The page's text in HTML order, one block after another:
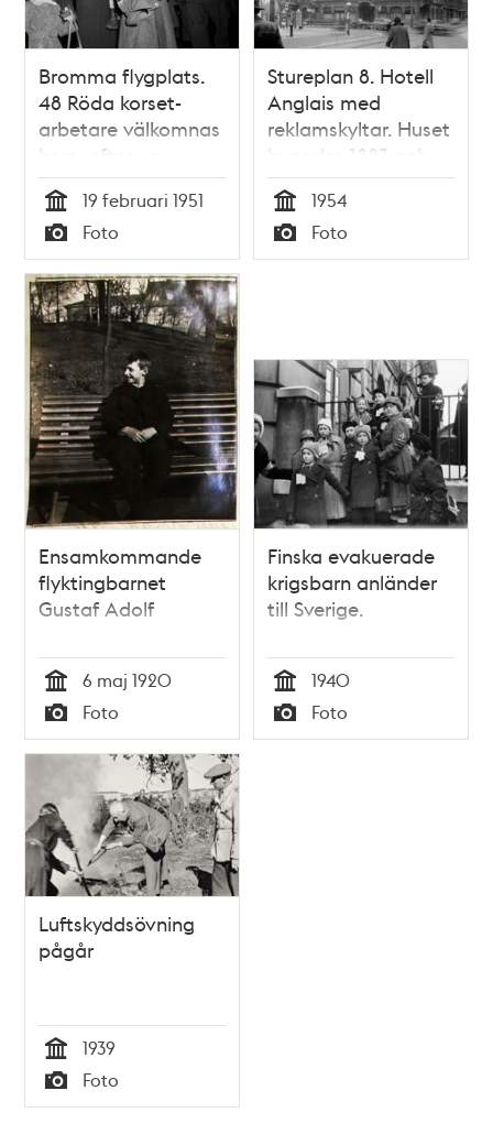
Bromma flygplats.
48 Röda korset-
arbetare välkomnas
hem, efter sex
månaders
tjänstgöring i Korea,
där väpnad konflikt
pågår. Major
Gunnar Nyby möts
av sin fru Karin och
barnen Viveta och
Magnus
Tid
19 februari 1951
Typ
Foto
Stureplan 8. Hotell
Anglais med
reklamskyltar. Huset
byggdes 1883 och
revs 1955. T.v.
Stureplan 10 (byggt
1900). Ledningar till
trådbussar korsar
Tid
1954
Typ
Foto
Ensamkommande
flyktingbarnet
Gustaf Adolf
Tid
6 maj 1920
Typ
Foto
Finska evakuerade
krigsbarn anländer
till Sverige.
Tid
1940
Typ
Foto
Luftskyddsövning
pågår
Tid
1939
Typ
Foto